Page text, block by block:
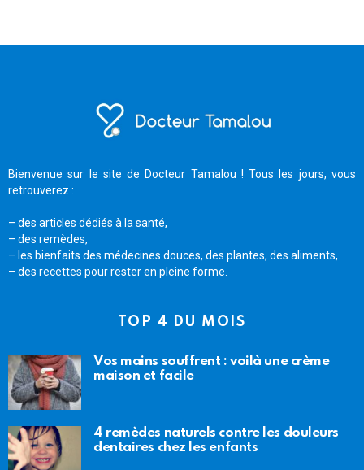
Bienvenue sur le site de Docteur Tamalou ! Tous les jours, vous
retrouverez :
– des articles dédiés à la santé,
– des remèdes,
– les bienfaits des médecines douces, des plantes, des aliments,
– des recettes pour rester en pleine forme.
TOP 4 DU MOIS
Vos mains souffrent : voilà une crème
maison et facile
4 remèdes naturels contre les douleurs
dentaires chez les enfants